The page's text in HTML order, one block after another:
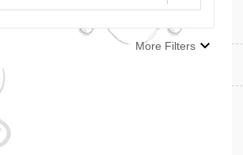
More Filters